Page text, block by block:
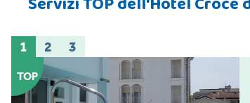
TOP
1 2 3